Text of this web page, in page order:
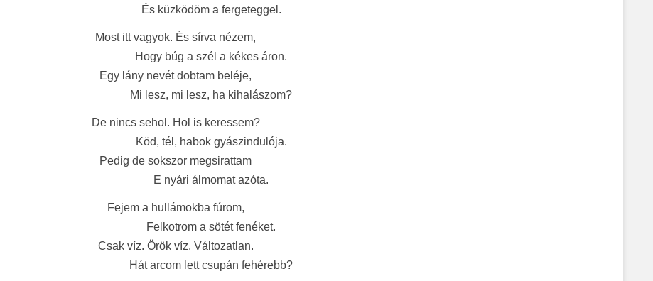
És küzködöm a fergeteggel.
Most itt vagyok. És sírva nézem,
Hogy búg a szél a kékes áron.
Egy lány nevét dobtam beléje,
Mi lesz, mi lesz, ha kihalászom?
De nincs sehol. Hol is keressem?
Köd, tél, habok gyászindulója.
Pedig de sokszor megsirattam
E nyári álmomat azóta.
Fejem a hullámokba fúrom,
Felkotrom a sötét fenéket.
Csak víz. Örök víz. Változatlan.
Hát arcom lett csupán fehérebb?